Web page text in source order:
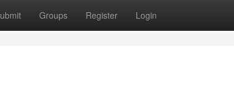
Groups Register Login